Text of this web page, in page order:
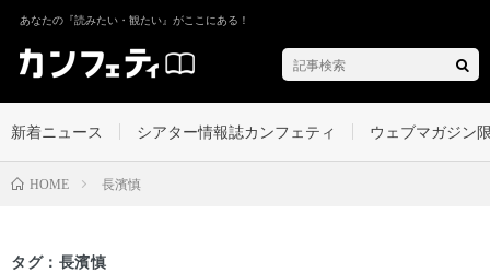
あなたの『読みたい・観たい』がここにある！
新着ニュース シアター情報誌カンフェティ ウェブマガジン
HOME 長濱慎
タグ：長濱慎